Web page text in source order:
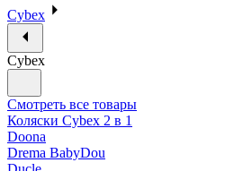
Cybex
Cybex
Смотреть все товары
Коляски Cybex 2 в 1
Doona
Drema BabyDou